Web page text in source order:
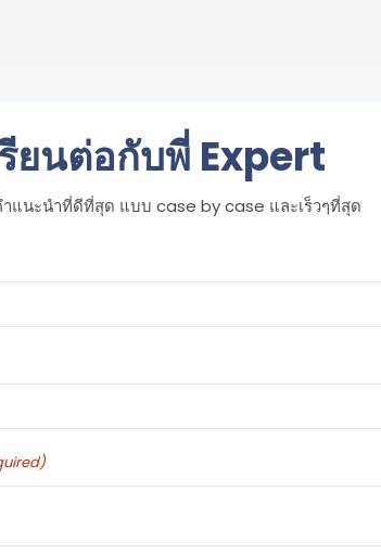
ยนต่อกับพี่ Expert
แนะนำที่ดีที่สุด แบบ case by case และเร็วๆที่สุด